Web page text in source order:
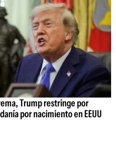
Trump restringe por
por nacimiento en EEUU